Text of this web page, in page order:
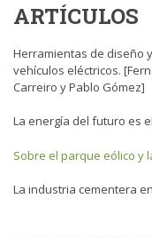
ARTÍCULOS
Herramientas de diseño
vehículos eléctricos.
Carreiro y Pablo Gómez]
La energía del futuro es
Sobre el parque eólico y
La industria cementera